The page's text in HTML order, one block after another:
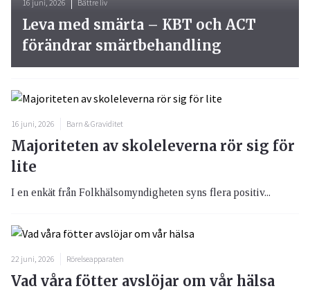
16 juni, 2026 Barn & Graviditet
Majoriteten av skoleleverna rör sig för
lite
I en enkät från Folkhälsomyndigheten syns flera positiv...
22 juni, 2026 Rörelseapparaten
Vad våra fötter avslöjar om vår hälsa
16 juni, 2026 Bättre liv
Leva med smärta – KBT och ACT
förändrar smärtbehandling